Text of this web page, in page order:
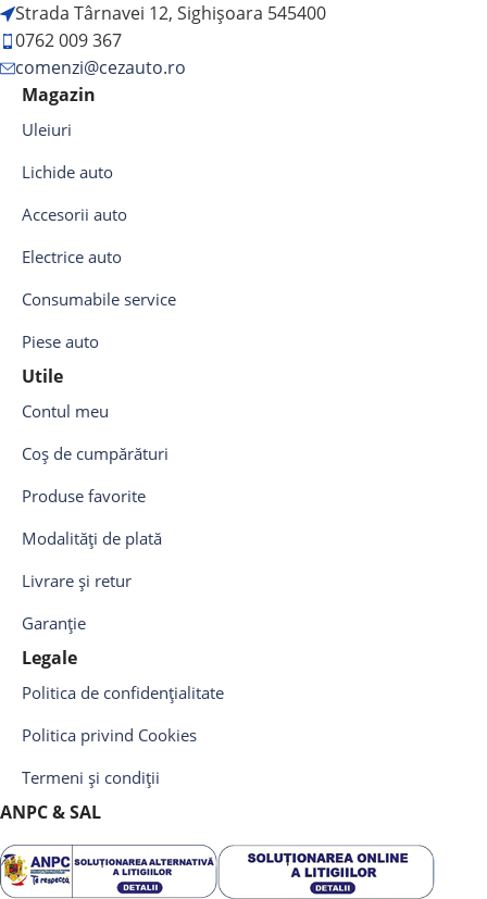
Strada Târnavei 12, Sighișoara 545400
0762 009 367
comenzi@cezauto.ro
Magazin
Uleiuri
Lichide auto
Accesorii auto
Electrice auto
Consumabile service
Piese auto
Utile
Contul meu
Coș de cumpărături
Produse favorite
Modalități de plată
Livrare și retur
Garanție
Legale
Politica de confidențialitate
Politica privind Cookies
Termeni și condiții
ANPC & SAL